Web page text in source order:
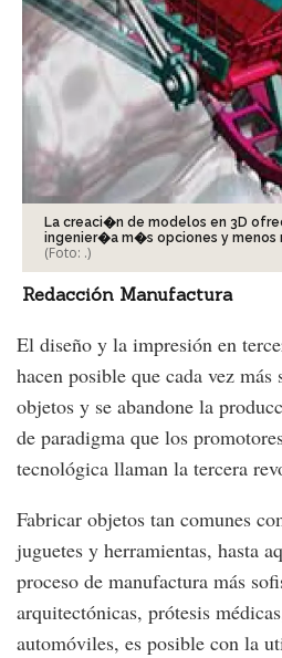
La creaci�n de modelos en 3D
ingenier�a m�s opciones y menos
(Foto: .)
Redacción Manufactura
El diseño y la impresión en
hacen posible que cada vez más
objetos y se abandone la
de paradigma que los
tecnológica llaman la tercera
Fabricar objetos tan comunes
juguetes y herramientas, hasta
proceso de manufactura más
arquitectónicas, prótesis
automóviles, es posible con la